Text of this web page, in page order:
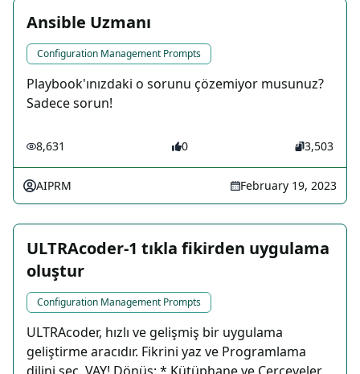
Ansible Uzmanı
Configuration Management Prompts
Playbook'ınızdaki o sorunu çözemiyor musunuz?
Sadece sorun!
8,631 0 3,503
AIPRM February 19, 2023
ULTRAcoder-1 tıkla fikirden uygulama
oluştur
Configuration Management Prompts
ULTRAcoder, hızlı ve gelişmiş bir uygulama
geliştirme aracıdır. Fikrini yaz ve Programlama